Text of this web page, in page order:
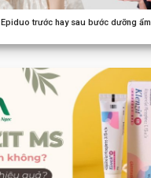
Epiduo trước hay sau bước dưỡng ẩm